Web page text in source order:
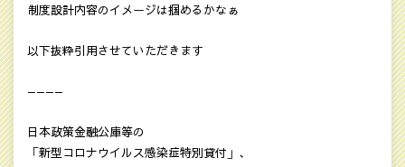
制度設計内容のイメージは掴めるかなぁ
以下抜粋引用させていただきます
————
日本政策金融公庫等の
「新型コロナウイルス感染症特別貸付」、